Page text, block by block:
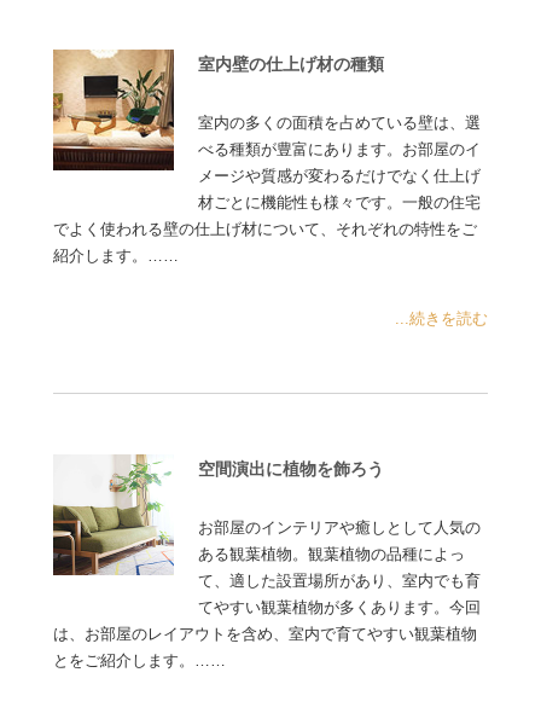
室内壁の仕上げ材の種類
室内の多くの面積を占めている壁は、選
べる種類が豊富にあります。お部屋のイ
メージや質感が変わるだけでなく仕上げ
材ごとに機能性も様々です。一般の住宅
でよく使われる壁の仕上げ材について、それぞれの特性をご
紹介します。……
...続きを読む
空間演出に植物を飾ろう
お部屋のインテリアや癒しとして人気の
ある観葉植物。観葉植物の品種によっ
て、適した設置場所があり、室内でも育
てやすい観葉植物が多くあります。今回
は、お部屋のレイアウトを含め、室内で育てやすい観葉植物
とをご紹介します。……